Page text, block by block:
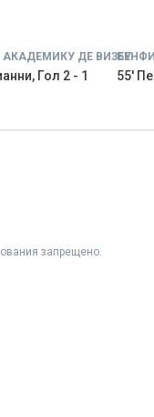
ДЕ ВИЗЕУ
Гол 2 - 1 55'
запрещено.